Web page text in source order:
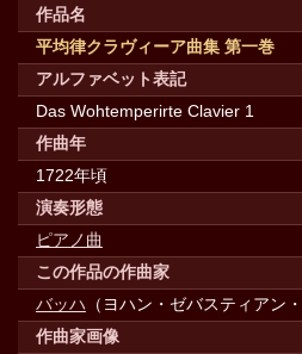
作品名
平均律クラヴィーア曲集 第一巻
アルファベット表記
Das Wohtemperirte Clavier 1
作曲年
1722年頃
演奏形態
ピアノ曲
この作品の作曲家
バッハ （ヨハン・ゼバスティアン
作曲家画像